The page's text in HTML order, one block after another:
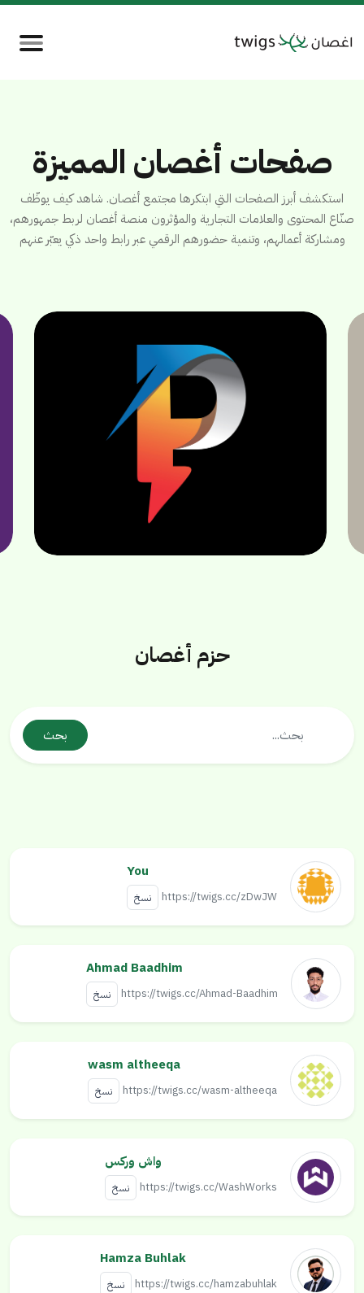
صفحات أغصان المميزة
استكشف أبرز الصفحات التي ابتكرها مجتمع أغصان. شاهد كيف يوظّف
صنّاع المحتوى والعلامات التجارية والمؤثرون منصة أغصان لربط جمهورهم،
ومشاركة أعمالهم، وتنمية حضورهم الرقمي عبر رابط واحد ذكي يعبّر عنهم
/PowerUp
/PowerUp
حزم أغصان
بحث
You
https://twigs.cc/zDwJW نسخ
Ahmad Baadhim
https://twigs.cc/Ahmad-Baadhim نسخ
wasm altheeqa
https://twigs.cc/wasm-altheeqa نسخ
واش وركس
https://twigs.cc/WashWorks نسخ
Hamza Buhlak
https://twigs.cc/hamzabuhlak نسخ